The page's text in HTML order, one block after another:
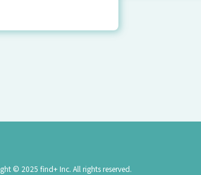
© 2025 find+ Inc. All rights reserved.